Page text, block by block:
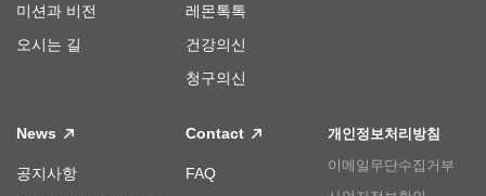
미션과 비전
오시는 길
레몬톡톡
건강의신
청구의신
News
공지사항
Contact
FAQ
개인정보처리방침
이메일무단수집거부